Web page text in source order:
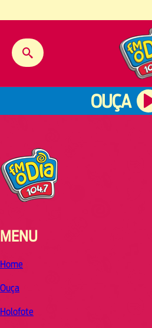
OUÇA
MENU
Home
Ouça
Holofote